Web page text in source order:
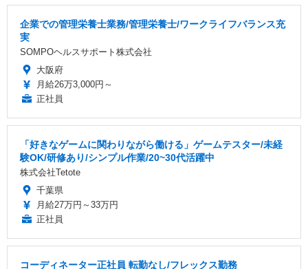
企業での管理栄養士業務/管理栄養士/ワークライフバランス充
実
SOMPOヘルスサポート株式会社
大阪府
月給26万3,000円～
正社員
「好きなゲームに関わりながら働ける」ゲームテスター/未経
験OK/研修あり/シンプル作業/20~30代活躍中
株式会社Tetote
千葉県
月給27万円～33万円
正社員
コーディネーター正社員 転勤なし/フレックス勤務